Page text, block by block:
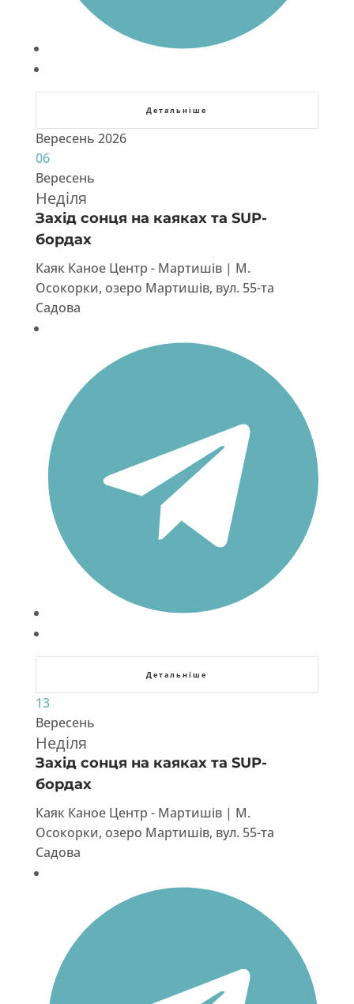
Детальніше
Вересень 2026
06
Вересень
Неділя
Захід сонця на каяках та SUP-
бордах
Каяк Каное Центр - Мартишів | М.
Осокорки, озеро Мартишів, вул. 55-та
Садова
Детальніше
13
Вересень
Неділя
Захід сонця на каяках та SUP-
бордах
Каяк Каное Центр - Мартишів | М.
Осокорки, озеро Мартишів, вул. 55-та
Садова